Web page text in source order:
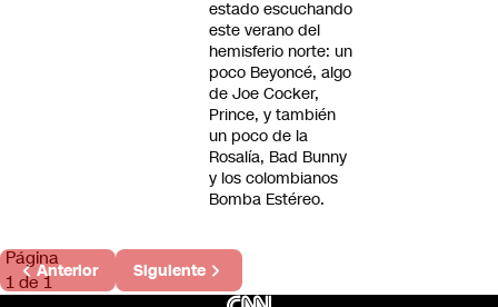
estado escuchando
este verano del
hemisferio norte: un
poco Beyoncé, algo
de Joe Cocker,
Prince, y también
un poco de la
Rosalía, Bad Bunny
y los colombianos
Bomba Estéreo.
Página
1 de 1
Anterior Siguiente